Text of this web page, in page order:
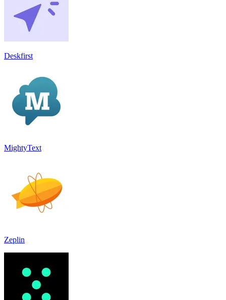
Deskfirst
MightyText
Zeplin